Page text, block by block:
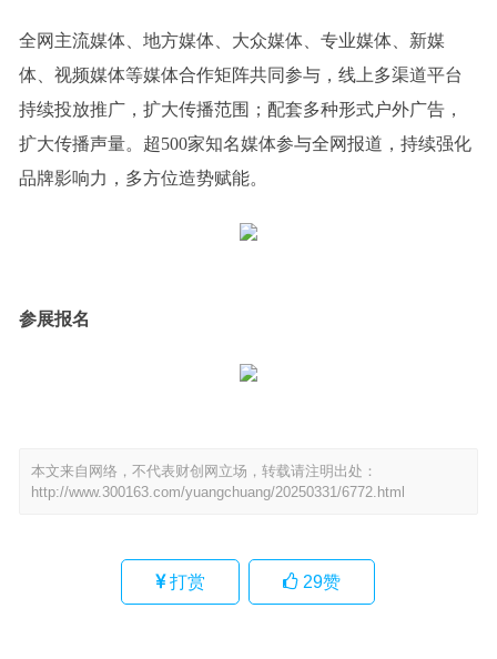
全网主流媒体、地方媒体、大众媒体、专业媒体、新媒
体、视频媒体等媒体合作矩阵共同参与，线上多渠道平台
持续投放推广，扩大传播范围；配套多种形式户外广告，
扩大传播声量。超500家知名媒体参与全网报道，持续强化
品牌影响力，多方位造势赋能。
参展报名
本文来自网络，不代表财创网立场，转载请注明出处：
http://www.300163.com/yuangchuang/20250331/6772.html
打赏 29赞